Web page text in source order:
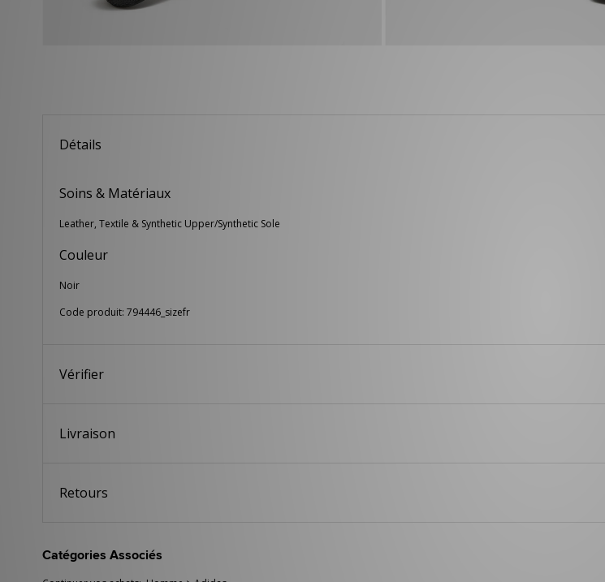
Détails
Soins & Matériaux
Leather, Textile & Synthetic Upper/Synthetic Sole
Couleur
Noir
Code produit: 794446_sizefr
Vérifier
Livraison
Retours
Catégories Associés